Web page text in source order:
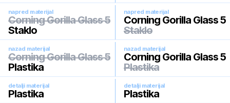
napred materijal
Corning Gorilla Glass 5
Staklo
napred materijal
Corning Gorilla Glass 5
Staklo
nazad materijal
Corning Gorilla Glass 5
Plastika
nazad materijal
Corning Gorilla Glass 5
Plastika
detalji materijal
Plastika
detalji materijal
Plastika